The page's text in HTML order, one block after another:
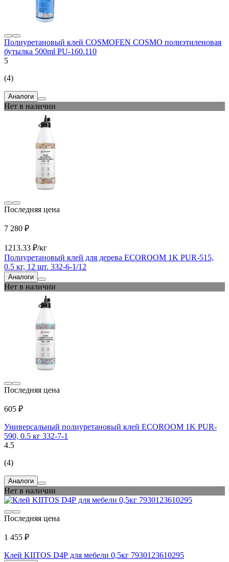
Полиуретановый клей COSMOFEN COSMO полиэтиленовая
бутылка 500ml PU-160.110
5
(4)
Аналоги
Нет в наличии
Последняя цена
7 280 ₽
1213.33 ₽/кг
Полиуретановый клей для дерева ECOROOM 1K PUR-515,
0.5 кг, 12 шт. 332-6-1/12
Аналоги
Нет в наличии
Последняя цена
605 ₽
Универсальный полиуретановый клей ECOROOM 1K PUR-
590, 0.5 кг 332-7-1
4.5
(4)
Аналоги
Нет в наличии
Последняя цена
1 455 ₽
Клей KIITOS D4Р для мебели 0,5кг 7930123610295